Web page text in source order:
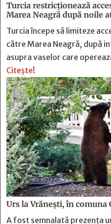
Turcia restricționează
Marea Neagră după noile
Turcia începe să limiteze
către Marea Neagră, după
asupra vaselor care
Citește!
Urs la Vrănești, în comuna
A fost semnalată prezența